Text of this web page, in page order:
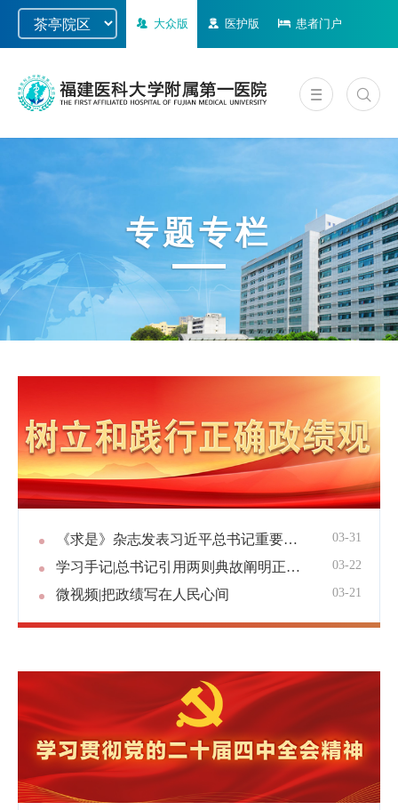
大众版 医护版 患者门户
专题专栏
《求是》杂志发表习近平总书记重要文章《树立和践行正确政绩观》 03-31
学习手记|总书记引用两则典故阐明正确政绩观 03-22
微视频|把政绩写在人民心间 03-21